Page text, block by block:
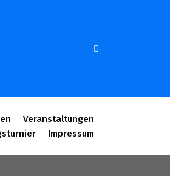
Veranstaltungen
Impressum